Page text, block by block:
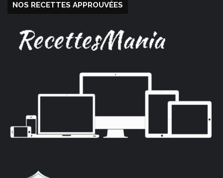
NOS RECETTES APPROUVÉES